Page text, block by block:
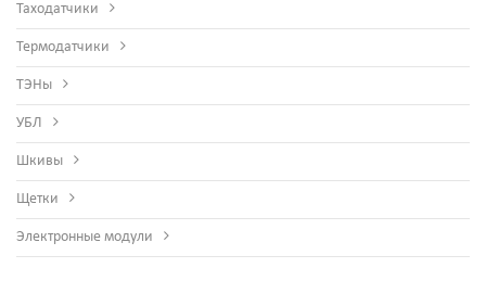
Таходатчики
Термодатчики
ТЭНы
УБЛ
Шкивы
Щетки
Электронные модули